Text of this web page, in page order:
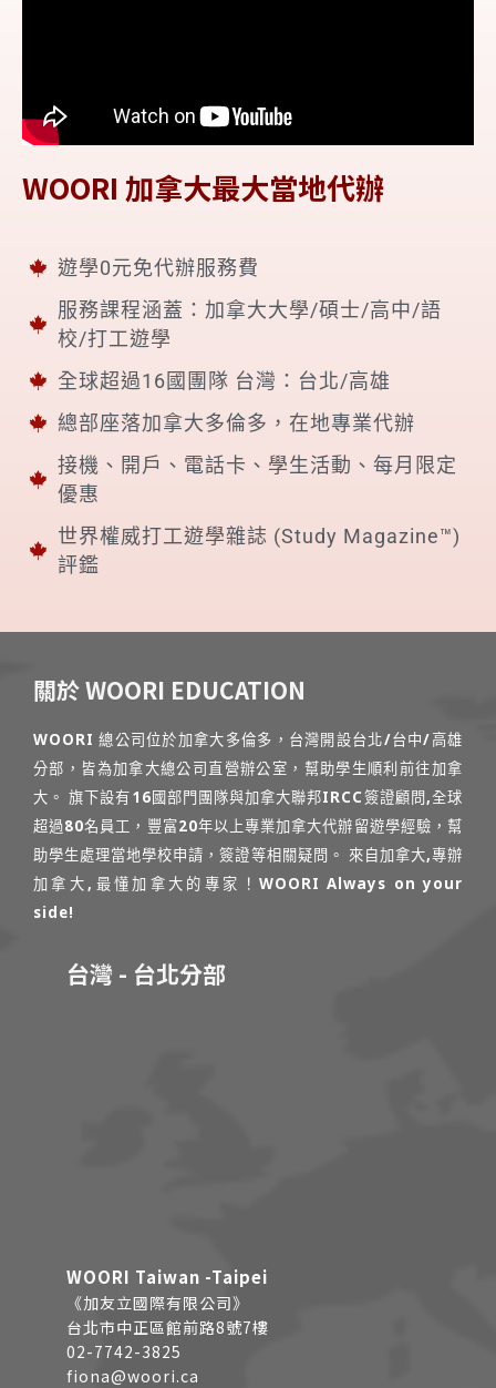
WOORI 加拿大最大當地代辦
遊學0元免代辦服務費
服務課程涵蓋：加拿大大學/碩士/高中/語
校/打工遊學
全球超過16國團隊 台灣：台北/高雄
總部座落加拿大多倫多，在地專業代辦
接機、開戶、電話卡、學生活動、每月限定
優惠
世界權威打工遊學雜誌 (Study Magazine™)
評鑑
關於 WOORI EDUCATION
WOORI 總公司位於加拿大多倫多，台灣開設台北/台中/高雄
分部，皆為加拿大總公司直營辦公室，幫助學生順利前往加拿
大。 旗下設有16國部門團隊與加拿大聯邦IRCC簽證顧問,全球
超過80名員工，豐富20年以上專業加拿大代辦留遊學經驗，幫
助學生處理當地學校申請，簽證等相關疑問。 來自加拿大,專辦
加拿大,最懂加拿大的專家！WOORI Always on your
side!
台灣 - 台北分部
WOORI Taiwan -Taipei
《加友立國際有限公司》
台北市中正區館前路8號7樓
02-7742-3825
fiona@woori.ca